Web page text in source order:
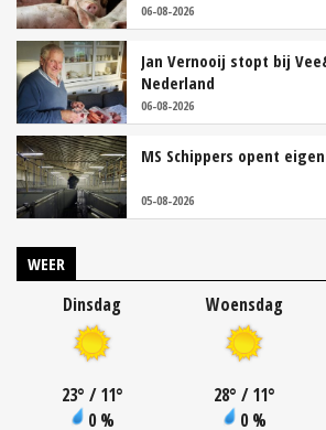
06-08-2026
Jan Vernooij stopt bij
Nederland
06-08-2026
MS Schippers opent
05-08-2026
WEER
Dinsdag
23° / 11°
0 %
Woensdag
28° / 11°
0 %